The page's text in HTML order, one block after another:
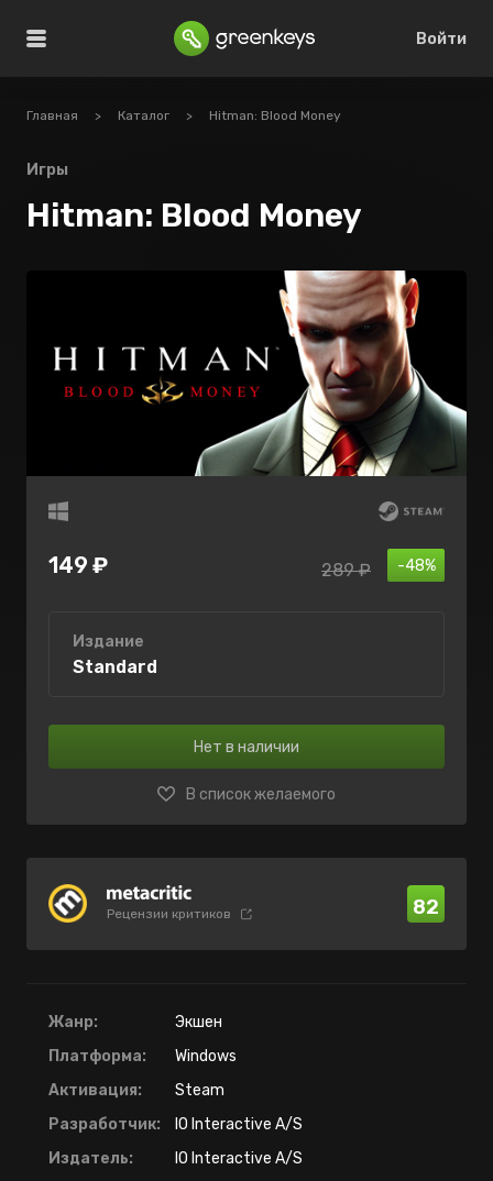
Войти
Главная > Каталог > Hitman: Blood Money
Игры
Hitman: Blood Money
149 ₽ -48%
289 ₽
Издание
Standard
Нет в наличии
В список желаемого
Рецензии критиков 82
Жанр:
Экшен
Платформа:
Windows
Активация:
Steam
Разработчик:
IO Interactive A/S
Издатель:
IO Interactive A/S